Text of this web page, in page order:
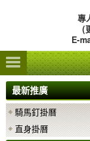
專
(
E-
最新推廣
騎馬釘掛曆
直身掛曆